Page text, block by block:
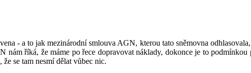
- a to jak mezinárodní smlouva AGN, kterou tato sněmovna
nám říká, že máme po řece dopravovat náklady, dokonce je to
se tam nesmí dělat vůbec nic.